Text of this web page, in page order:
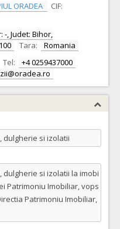
ORADEA
CIF:
-, Judet: Bihor,
Tara:
Romania
Tel:
+4 0259437000
si izolatii
si izolatii la imobi
Patrimoniu Imobiliar, vops
Patrimoniu Imobiliar,